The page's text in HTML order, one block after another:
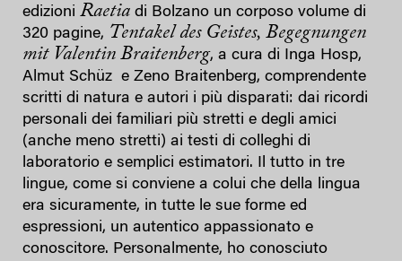
edizioni Raetia di Bolzano un corposo volume di
320 pagine, Tentakel des Geistes, Begegnungen
mit Valentin Braitenberg, a cura di Inga Hosp,
Almut Schüz e Zeno Braitenberg, comprendente
scritti di natura e autori i più disparati: dai ricordi
personali dei familiari più stretti e degli amici
(anche meno stretti) ai testi di colleghi di
laboratorio e semplici estimatori. Il tutto in tre
lingue, come si conviene a colui che della lingua
era sicuramente, in tutte le sue forme ed
espressioni, un autentico appassionato e
conoscitore. Personalmente, ho conosciuto